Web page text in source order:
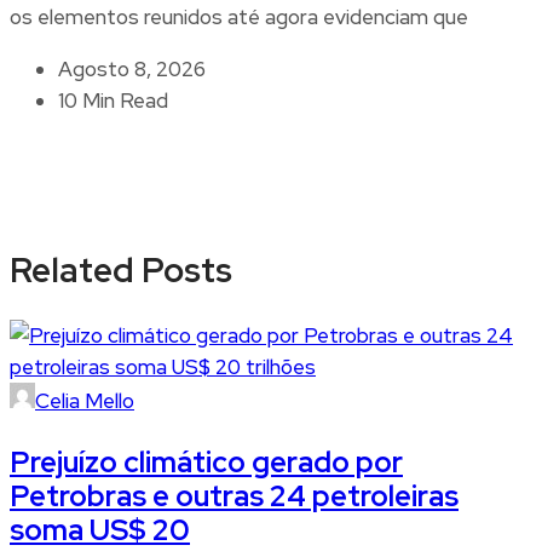
os elementos reunidos até agora evidenciam que
Agosto 8, 2026
10 Min Read
Related Posts
Celia Mello
Prejuízo climático gerado por
Petrobras e outras 24 petroleiras
soma US$ 20